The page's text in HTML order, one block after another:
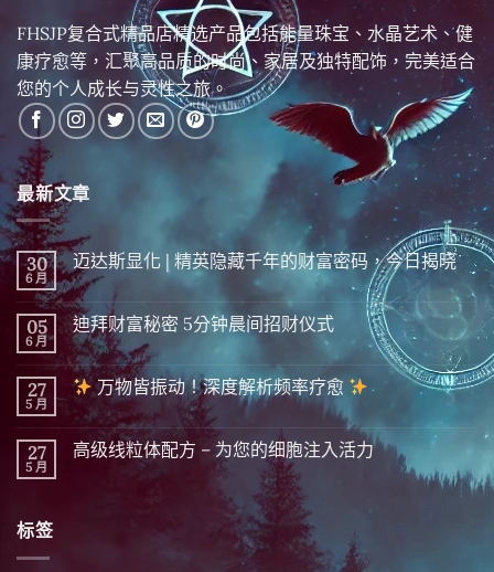
FHSJP复合式精品店精选产品包括能量珠宝、水晶艺术、健
康疗愈等，汇聚高品质的时尚、家居及独特配饰，完美适合
您的个人成长与灵性之旅。
最新文章
30
6 月
迈达斯显化 | 精英隐藏千年的财富密码，今日揭晓
在
〈迈
达
斯
显
化
|
精
英
隐
千
年
尚
無
留
言
05
6 月
迪拜财富秘密 5分钟晨间招财仪式
在
〈迪
拜
财
富
密 5
分
钟
尚
無
留
言
27
5 月
万物皆振动！深度解析频率疗愈
在
万
尚
無
留
言
27
5 月
高级线粒体配方 – 为您的细胞注入活力
标签